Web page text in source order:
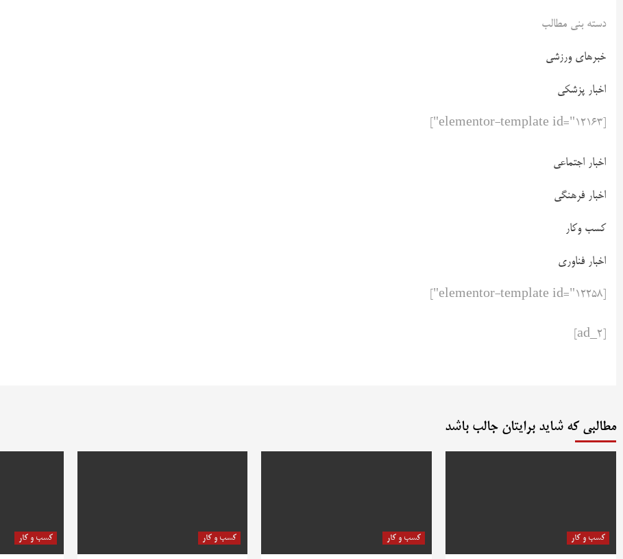
دسته بنی مطالب
خبرهای ورزشی
اخبار پزشکی
اخبار اجتماعی
اخبار فرهنگی
کسب وکار
اخبار فناوری
مطالبی که شاید برایتان جالب باشد
کسب و کار کسب و کار کسب و کار کسب و کار